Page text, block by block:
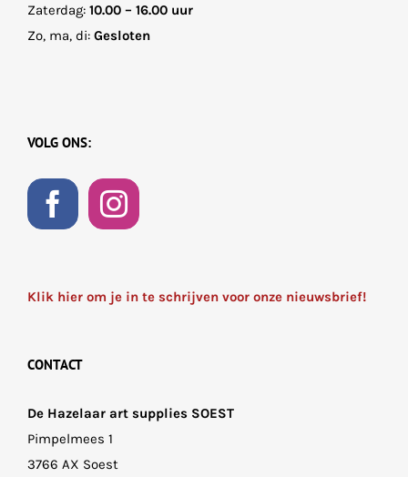
Zaterdag: 10.00 – 16.00 uur
Zo, ma, di: Gesloten
VOLG ONS:
Klik hier om je in te schrijven voor onze nieuwsbrief!
CONTACT
De Hazelaar art supplies SOEST
Pimpelmees 1
3766 AX Soest